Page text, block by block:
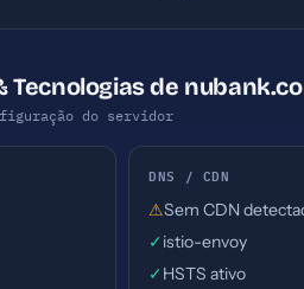
de
do servidor
DNS / CDN
⚠Sem CDN
✓ istio-envoy
✓ HSTS ativo